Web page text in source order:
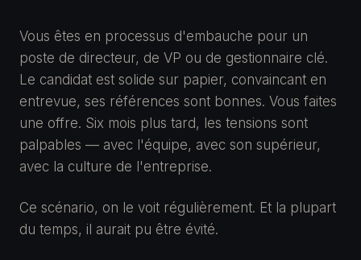
Vous êtes en processus d'embauche pour un
poste de directeur, de VP ou de gestionnaire clé.
Le candidat est solide sur papier, convaincant en
entrevue, ses références sont bonnes. Vous faites
une offre. Six mois plus tard, les tensions sont
palpables — avec l'équipe, avec son supérieur,
avec la culture de l'entreprise.
Ce scénario, on le voit régulièrement. Et la plupart
du temps, il aurait pu être évité.